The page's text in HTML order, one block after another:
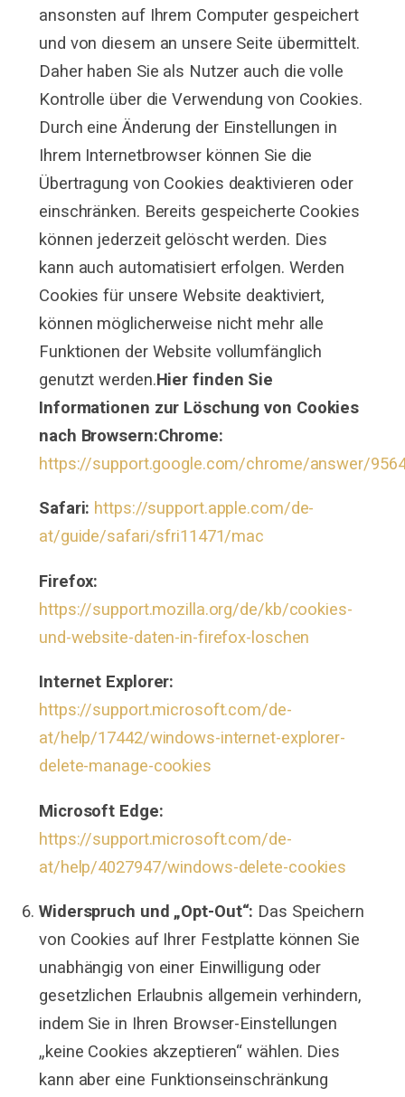
ansonsten auf Ihrem Computer gespeichert
und von diesem an unsere Seite übermittelt.
Daher haben Sie als Nutzer auch die volle
Kontrolle über die Verwendung von Cookies.
Durch eine Änderung der Einstellungen in
Ihrem Internetbrowser können Sie die
Übertragung von Cookies deaktivieren oder
einschränken. Bereits gespeicherte Cookies
können jederzeit gelöscht werden. Dies
kann auch automatisiert erfolgen. Werden
Cookies für unsere Website deaktiviert,
können möglicherweise nicht mehr alle
Funktionen der Website vollumfänglich
genutzt werden.Hier finden Sie
Informationen zur Löschung von Cookies
nach Browsern:Chrome:
https://support.google.com/chrome/answer/
Safari: https://support.apple.com/de-
at/guide/safari/sfri11471/mac
Firefox:
https://support.mozilla.org/de/kb/cookies-
und-website-daten-in-firefox-loschen
Internet Explorer:
https://support.microsoft.com/de-
at/help/17442/windows-internet-explorer-
delete-manage-cookies
Microsoft Edge:
https://support.microsoft.com/de-
at/help/4027947/windows-delete-cookies
Widerspruch und „Opt-Out“: Das Speichern
von Cookies auf Ihrer Festplatte können Sie
unabhängig von einer Einwilligung oder
gesetzlichen Erlaubnis allgemein verhindern,
indem Sie in Ihren Browser-Einstellungen
„keine Cookies akzeptieren“ wählen. Dies
kann aber eine Funktionseinschränkung